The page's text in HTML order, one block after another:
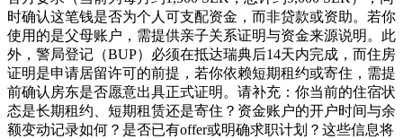
时确认这笔钱是否为个人可支配资金，而非贷款或资助。若你
使用的是父母账户，需提供亲子关系证明与资金来源说明。此
外，警局登记（BUP）必须在抵达瑞典后14天内完成，而住房
证明是申请居留许可的前提，若你依赖短期租约或寄住，需提
前确认房东是否愿意出具正式证明。请补充：你当前的住宿状
态是长期租约、短期租赁还是寄住？资金账户的开户时间与余
额变动记录如何？是否已有offer或明确求职计划？这些信息将